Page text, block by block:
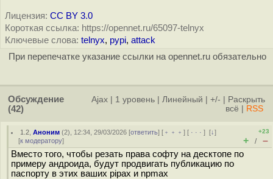
Лицензия: CC BY 3.0
Короткая ссылка: https://opennet.ru/65097-telnyx
Ключевые слова: telnyx, pypi, attack
При перепечатке указание ссылки на opennet.ru обязательно
Обсуждение
(42)
Ajax 1 уровень Линейный +/-
Раскрыть
всё
RSS
1.2 ,Аноним (2), 12:34, 29/03/2026 [ответить] [ ﹢﹢﹢] [ · · ·][↓]
[к модератору]
+23
+ / –
Вместо того, чтобы резать права софту на десктопе по
примеру андроида, будут продвигать публикацию по
паспорту в этих ваших pipах и npmах